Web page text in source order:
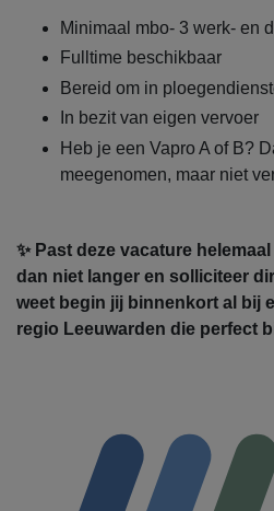
Minimaal mbo- 3 werk- en
Fulltime beschikbaar
Bereid om in
In bezit van eigen vervoer
Heb je een Vapro A of B?
meegenomen, maar niet
✨ Past deze vacature
dan niet langer en solliciteer
weet begin jij binnenkort al bij
regio Leeuwarden die perfect